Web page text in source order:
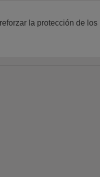
la protección de los